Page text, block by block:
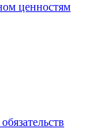
ценностям